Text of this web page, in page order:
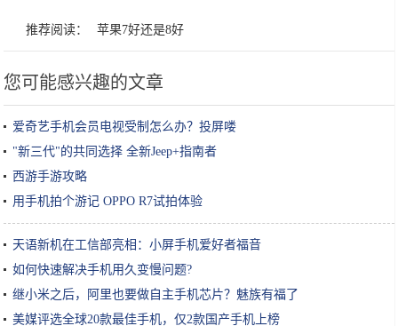
推荐阅读： 苹果7好还是8好
您可能感兴趣的文章
爱奇艺手机会员电视受制怎么办？投屏喽
"新三代"的共同选择 全新Jeep+指南者
西游手游攻略
用手机拍个游记 OPPO R7试拍体验
天语新机在工信部亮相：小屏手机爱好者福音
如何快速解决手机用久变慢问题?
继小米之后，阿里也要做自主手机芯片？魅族有福了
美媒评选全球20款最佳手机，仅2款国产手机上榜